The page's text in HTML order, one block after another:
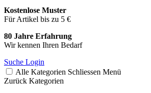
Kostenlose Muster
Für Artikel bis zu 5 €
80 Jahre Erfahrung
Wir kennen Ihren Bedarf
Suche Login
Alle Kategorien Schliessen Menü
Zurück Kategorien